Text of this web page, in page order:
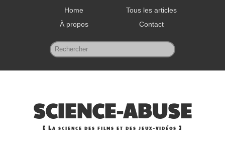
Home
Tous les articles
À propos
Contact
SCIENCE-ABUSE
La science des films et des jeux-vidéos